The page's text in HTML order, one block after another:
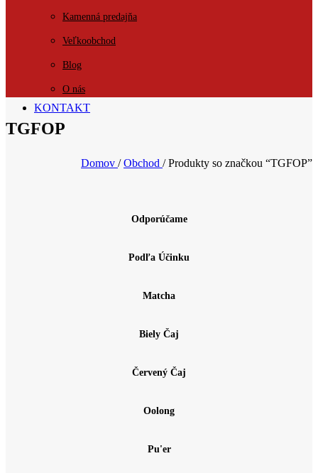
Kamenná predajňa
Veľkoobchod
Blog
O nás
KONTAKT
TGFOP
Domov / Obchod / Produkty so značkou “TGFOP”
Odporúčame
Podľa Účinku
Matcha
Biely Čaj
Červený Čaj
Oolong
Pu'er